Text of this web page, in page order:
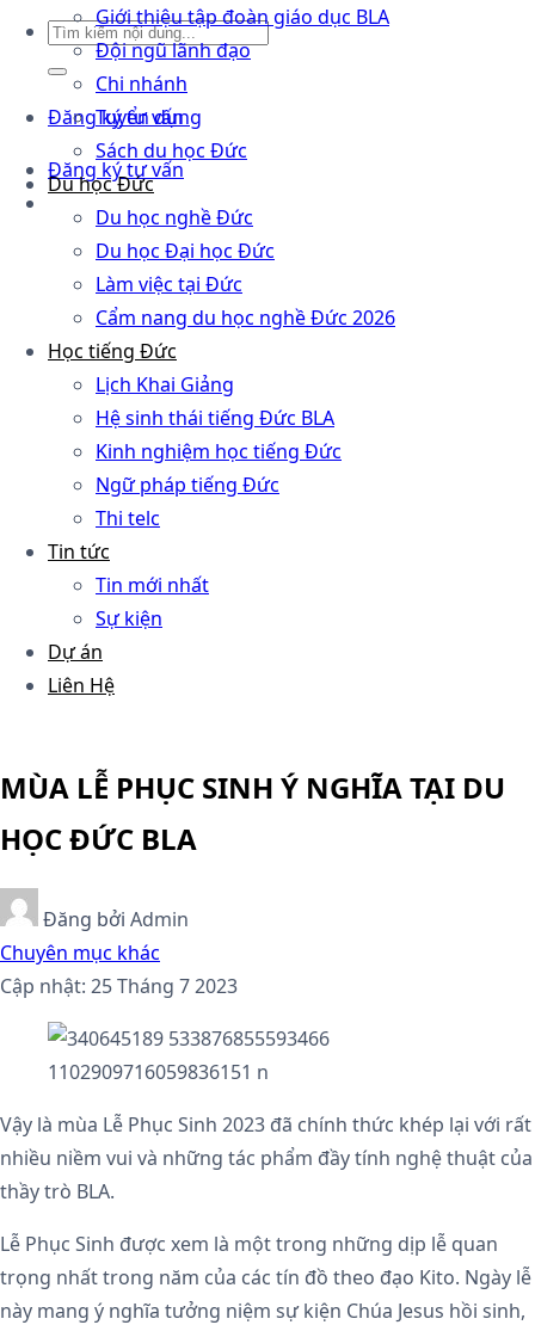
Đăng ký tư vấn
Đăng ký tư vấn
Giới thiệu tập đoàn giáo dục BLA
Đội ngũ lãnh đạo
Chi nhánh
Tuyển dụng
Sách du học Đức
Du học Đức
Du học nghề Đức
Du học Đại học Đức
Làm việc tại Đức
Cẩm nang du học nghề Đức 2026
Học tiếng Đức
Lịch Khai Giảng
Hệ sinh thái tiếng Đức BLA
Kinh nghiệm học tiếng Đức
Ngữ pháp tiếng Đức
Thi telc
Tin tức
Tin mới nhất
Sự kiện
Dự án
Liên Hệ
MÙA LỄ PHỤC SINH Ý NGHĨA TẠI DU
HỌC ĐỨC BLA
Đăng bởi Admin
Chuyên mục khác
Cập nhật: 25 Tháng 7 2023
Vậy là mùa Lễ Phục Sinh 2023 đã chính thức khép lại với rất
nhiều niềm vui và những tác phẩm đầy tính nghệ thuật của
thầy trò BLA.
Lễ Phục Sinh được xem là một trong những dịp lễ quan
trọng nhất trong năm của các tín đồ theo đạo Kito. Ngày lễ
này mang ý nghĩa tưởng niệm sự kiện Chúa Jesus hồi sinh,